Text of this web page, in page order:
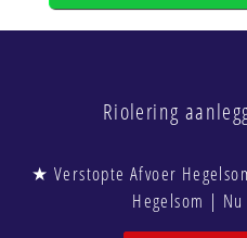
Riolering
★ Verstopte Afvoer
Hegelsom |